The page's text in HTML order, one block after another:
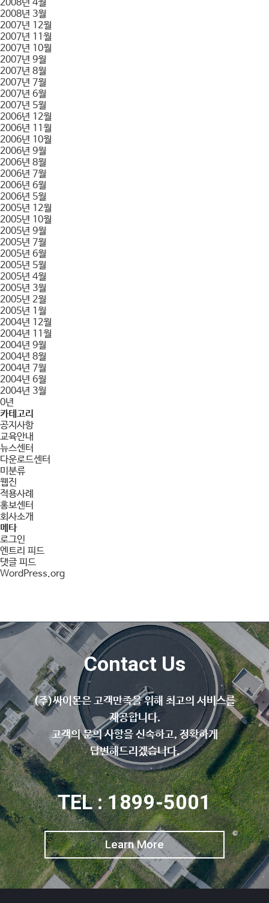
2008년 4월
2008년 3월
2007년 12월
2007년 11월
2007년 10월
2007년 9월
2007년 8월
2007년 7월
2007년 6월
2007년 5월
2006년 12월
2006년 11월
2006년 10월
2006년 9월
2006년 8월
2006년 7월
2006년 6월
2006년 5월
2005년 12월
2005년 10월
2005년 9월
2005년 7월
2005년 6월
2005년 5월
2005년 4월
2005년 3월
2005년 2월
2005년 1월
2004년 12월
2004년 11월
2004년 9월
2004년 8월
2004년 7월
2004년 6월
2004년 3월
0년
카테고리
공지사항
교육안내
뉴스센터
다운로드센터
미분류
웹진
적용사례
홍보센터
회사소개
메타
로그인
엔트리 피드
댓글 피드
WordPress.org
Contact Us
(주)싸이몬은 고객만족을 위해 최고의 서비스를
제공합니다.
고객의 문의 사항을 신속하고, 정확하게
답변해드리겠습니다.
TEL : 1899-5001
Learn More